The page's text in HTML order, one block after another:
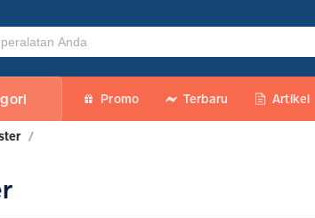
Promo Terbaru Artikel
/